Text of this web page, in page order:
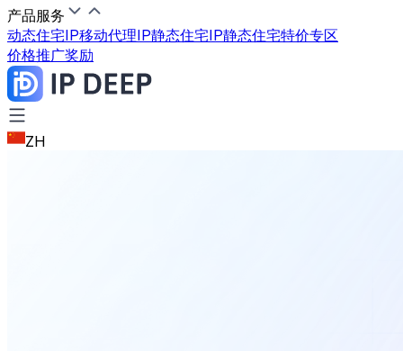
产品服务
动态住宅IP移动代理IP静态住宅IP静态住宅特价专区
价格推广奖励
ZH